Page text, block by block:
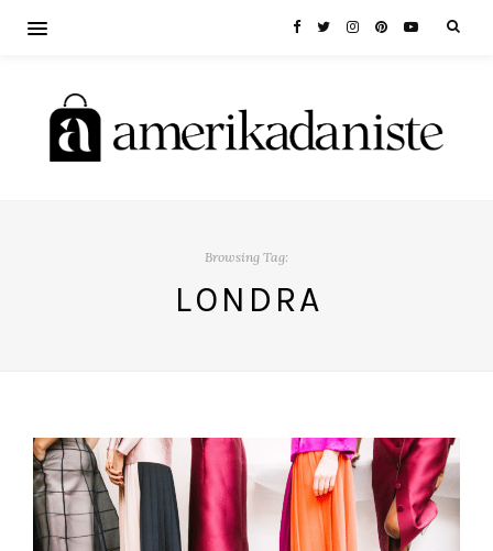
Browsing Tag:
LONDRA